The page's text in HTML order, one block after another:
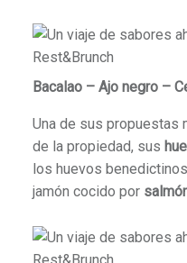
Bacalao – Ajo negro –
Una de sus propuestas
de la propiedad, sus
los huevos
jamón cocido por